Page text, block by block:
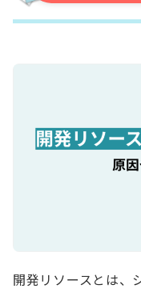
開発リソースとは、